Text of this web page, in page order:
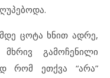
ცოტა ხნით ადრე,
გამოჩენილი
რომ ეთქვა “არა”